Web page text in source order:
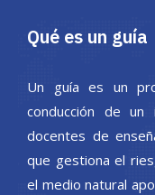
Qué es un guía
Un guía es un
conducción de
docentes de
que gestiona el
el medio natural